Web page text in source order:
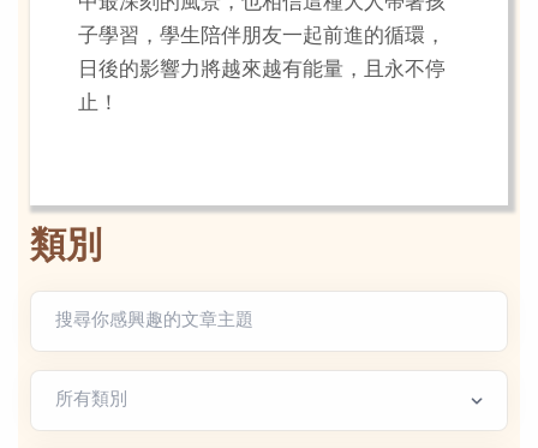
子學習，學生陪伴朋友一起前進的循環，
日後的影響力將越來越有能量，且永不停
止！
類別